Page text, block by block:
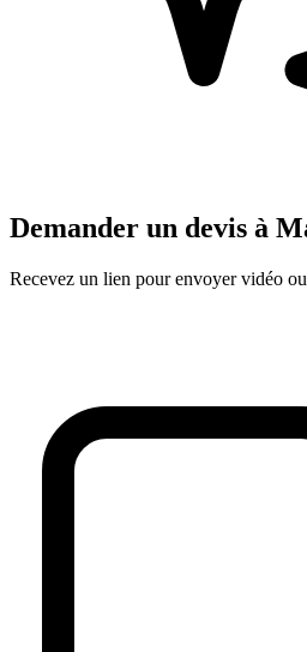
Demander un devis à
Recevez un lien pour envoyer vidéo